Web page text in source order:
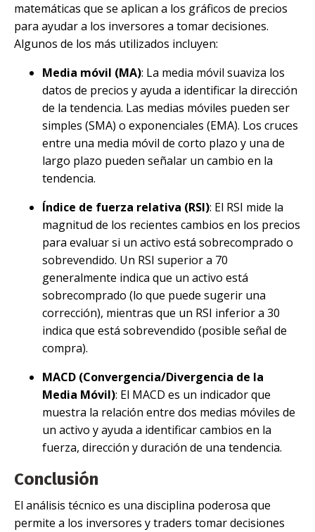
matemáticas que se aplican a los gráficos de precios
para ayudar a los inversores a tomar decisiones.
Algunos de los más utilizados incluyen:
Media móvil (MA): La media móvil suaviza los
datos de precios y ayuda a identificar la dirección
de la tendencia. Las medias móviles pueden ser
simples (SMA) o exponenciales (EMA). Los cruces
entre una media móvil de corto plazo y una de
largo plazo pueden señalar un cambio en la
tendencia.
Índice de fuerza relativa (RSI): El RSI mide la
magnitud de los recientes cambios en los precios
para evaluar si un activo está sobrecomprado o
sobrevendido. Un RSI superior a 70
generalmente indica que un activo está
sobrecomprado (lo que puede sugerir una
corrección), mientras que un RSI inferior a 30
indica que está sobrevendido (posible señal de
compra).
MACD (Convergencia/Divergencia de la
Media Móvil): El MACD es un indicador que
muestra la relación entre dos medias móviles de
un activo y ayuda a identificar cambios en la
fuerza, dirección y duración de una tendencia.
Conclusión
El análisis técnico es una disciplina poderosa que
permite a los inversores y traders tomar decisiones